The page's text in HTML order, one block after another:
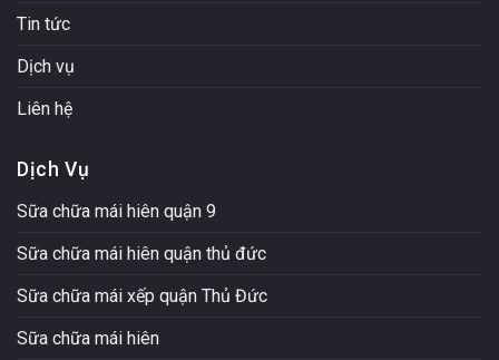
Tin tức
Dịch vụ
Liên hệ
Dịch Vụ
Sữa chữa mái hiên quận 9
Sữa chữa mái hiên quận thủ đức
Sữa chữa mái xếp quận Thủ Đức
Sữa chữa mái hiên